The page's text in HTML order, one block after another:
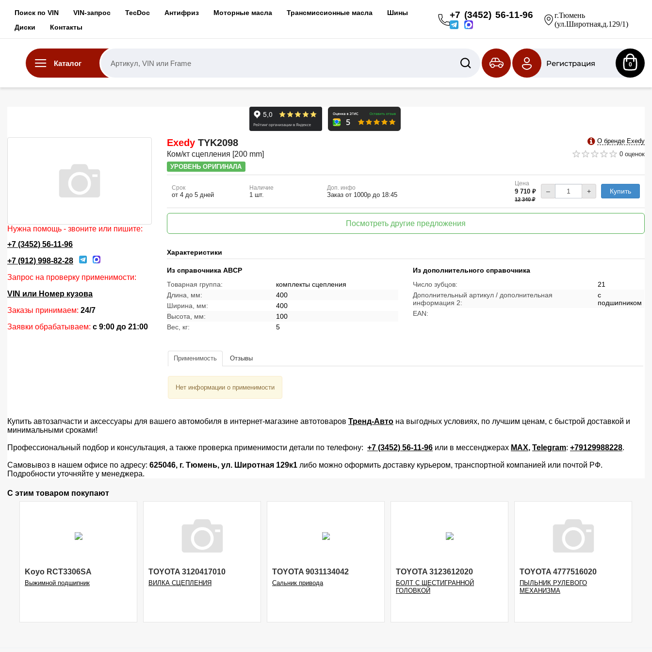
Поиск по VIN VIN-запрос TecDoc Антифриз Моторные масла Трансмиссионные масла
Шины
Диски
Контакты
+7 (3452) 56-11-96
г.Тюмень
(ул.Широтная,д.129/1)
Каталог Регистрация 0
Нужна помощь - звоните или пишите:
+7 (3452) 56-11-96
+7 (912) 998-82-28
Запрос на проверку применимости:
VIN или Номер кузова
Заказы принимаем: 24/7
Заявки обрабатываем: с 9:00 до 21:00
О бренде Exedy
0 оценок
Exedy TYK2098
Ком/кт сцепления [200 mm]
УРОВЕНЬ ОРИГИНАЛА
Срок
от 4 до 5 дней
Наличие
1 шт.
Доп. инфо
Заказ от 1000р до 18:45
Цена
9 710 ₽
12 340 ₽
– + Купить
Посмотреть другие предложения
Характеристики
Из справочника ABCP
Товарная группа:
комплекты сцепления
Длина, мм:
400
Ширина, мм:
400
Высота, мм:
100
Вес, кг:
5
Из дополнительного справочника
Число зубцов:
21
Дополнительный артикул / дополнительная
информация 2:
с
подшипником
EAN:
Применимость Отзывы
Нет информации о применимости
Купить автозапчасти и аксессуары для вашего автомобиля в интернет-магазине автотоваров Тренд-Авто на выгодных условиях, по лучшим ценам, с быстрой доставкой и
минимальными сроками!
Профессиональный подбор и консультация, а также проверка применимости детали по телефону: +7 (3452) 56-11-96 или в мессенджерах MAX, Telegram: +79129988228.
Самовывоз в нашем офисе по адресу: 625046, г. Тюмень, ул. Широтная 129к1 либо можно оформить доставку курьером, транспортной компанией или почтой РФ.
Подробности уточняйте у менеджера.
С этим товаром покупают
Koyo RCT3306SA
Выжимной подшипник
TOYOTA 3120417010
ВИЛКА СЦЕПЛЕНИЯ
TOYOTA 9031134042
Сальник привода
TOYOTA 3123612020
БОЛТ С ШЕСТИГРАННОЙ
ГОЛОВКОЙ
TOYOTA 4777516020
ПЫЛЬНИК РУЛЕВОГО
МЕХАНИЗМА